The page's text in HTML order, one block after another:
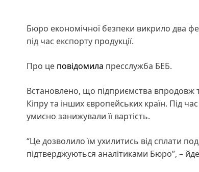
Бюро економічної безпеки викрило два
під час експорту продукції.
Про це повідомила пресслужба БЕБ.
Встановлено, що підприємства впродовж
Кіпру та інших європейських країн. Під
умисно занижували її вартість.
“Це дозволило їм ухилитись від сплати
підтверджуються аналітиками Бюро”, –